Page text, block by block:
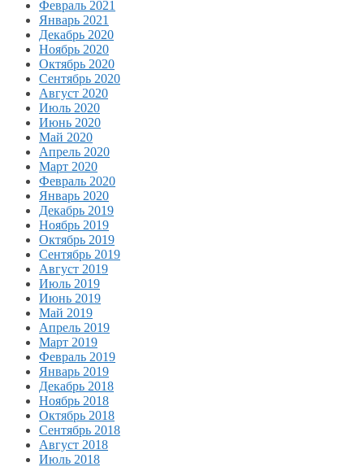
Февраль 2021
Январь 2021
Декабрь 2020
Ноябрь 2020
Октябрь 2020
Сентябрь 2020
Август 2020
Июль 2020
Июнь 2020
Май 2020
Апрель 2020
Март 2020
Февраль 2020
Январь 2020
Декабрь 2019
Ноябрь 2019
Октябрь 2019
Сентябрь 2019
Август 2019
Июль 2019
Июнь 2019
Май 2019
Апрель 2019
Март 2019
Февраль 2019
Январь 2019
Декабрь 2018
Ноябрь 2018
Октябрь 2018
Сентябрь 2018
Август 2018
Июль 2018